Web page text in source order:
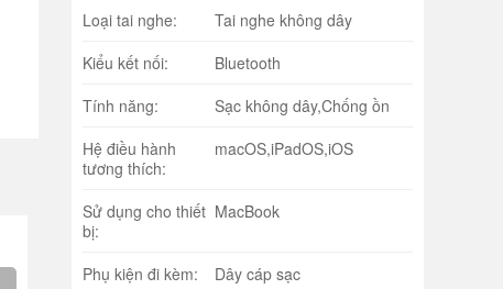
Loại tai nghe:
Tai nghe không dây
Kiểu kết nối:
Bluetooth
Tính năng:
Sạc không dây,Chống ồn
Hệ điều hành
tương thích:
macOS,iPadOS,iOS
Sử dụng cho thiết
bị:
MacBook
Phụ kiện đi kèm: Dây cáp sạc